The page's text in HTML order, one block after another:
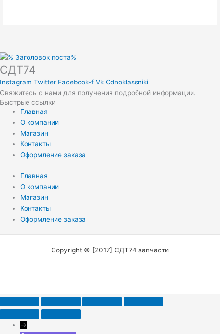
СДТ74
Instagram Twitter Facebook-f Vk Odnoklassniki
Свяжитесь с нами для получения подробной информации.
Быстрые ссылки
Главная
О компании
Магазин
Контакты
Оформление заказа
Главная
О компании
Магазин
Контакты
Оформление заказа
Copyright © [2017] СДТ74 запчасти
→